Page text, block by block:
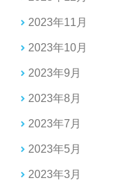
2023年11月
2023年10月
2023年9月
2023年8月
2023年7月
2023年5月
2023年3月